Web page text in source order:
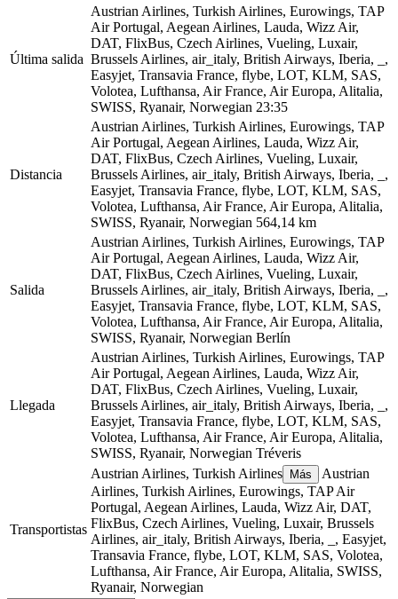
Última salida
Austrian Airlines, Turkish Airlines, Eurowings, TAP
Air Portugal, Aegean Airlines, Lauda, Wizz Air,
DAT, FlixBus, Czech Airlines, Vueling, Luxair,
Brussels Airlines, air_italy, British Airways, Iberia, _,
Easyjet, Transavia France, flybe, LOT, KLM, SAS,
Volotea, Lufthansa, Air France, Air Europa, Alitalia,
SWISS, Ryanair, Norwegian 23:35
Distancia
Austrian Airlines, Turkish Airlines, Eurowings, TAP
Air Portugal, Aegean Airlines, Lauda, Wizz Air,
DAT, FlixBus, Czech Airlines, Vueling, Luxair,
Brussels Airlines, air_italy, British Airways, Iberia, _,
Easyjet, Transavia France, flybe, LOT, KLM, SAS,
Volotea, Lufthansa, Air France, Air Europa, Alitalia,
SWISS, Ryanair, Norwegian 564,14 km
Salida
Austrian Airlines, Turkish Airlines, Eurowings, TAP
Air Portugal, Aegean Airlines, Lauda, Wizz Air,
DAT, FlixBus, Czech Airlines, Vueling, Luxair,
Brussels Airlines, air_italy, British Airways, Iberia, _,
Easyjet, Transavia France, flybe, LOT, KLM, SAS,
Volotea, Lufthansa, Air France, Air Europa, Alitalia,
SWISS, Ryanair, Norwegian Berlín
Llegada
Austrian Airlines, Turkish Airlines, Eurowings, TAP
Air Portugal, Aegean Airlines, Lauda, Wizz Air,
DAT, FlixBus, Czech Airlines, Vueling, Luxair,
Brussels Airlines, air_italy, British Airways, Iberia, _,
Easyjet, Transavia France, flybe, LOT, KLM, SAS,
Volotea, Lufthansa, Air France, Air Europa, Alitalia,
SWISS, Ryanair, Norwegian Tréveris
Transportistas
Austrian Airlines, Turkish Airlines Más
Austrian
Airlines, Turkish Airlines, Eurowings, TAP Air
Portugal, Aegean Airlines, Lauda, Wizz Air, DAT,
FlixBus, Czech Airlines, Vueling, Luxair, Brussels
Airlines, air_italy, British Airways, Iberia, _, Easyjet,
Transavia France, flybe, LOT, KLM, SAS, Volotea,
Lufthansa, Air France, Air Europa, Alitalia, SWISS,
Ryanair, Norwegian©